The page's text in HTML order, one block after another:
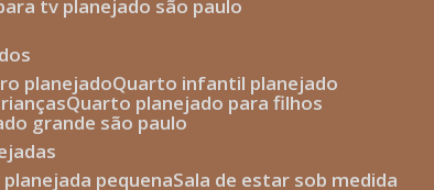
para tv planejado são paulo
planejado quarto infantil planejado
quarto planejado para filhos
grande são paulo
planejada pequena sala de estar sob medida